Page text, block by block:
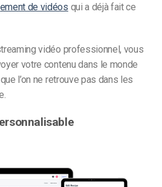
de vidéos qui a déjà fait ce
vidéo professionnel, vous
votre contenu dans le monde
l’on ne retrouve pas dans les